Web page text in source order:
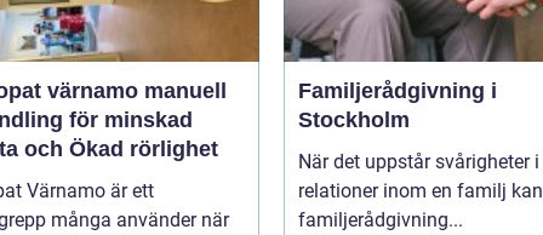
värnamo manuell
för minskad
och Ökad rörlighet
Värnamo är ett
många använder när
Familjerådgivning i
Stockholm
När det uppstår svårigheter i
relationer inom en familj kan
familjerådgivning...